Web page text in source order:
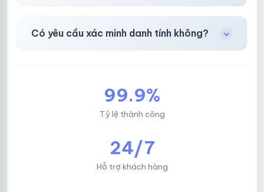
Có yêu cầu xác minh danh tính không?
99.9%
Tỷ lệ thành công
24/7
Hỗ trợ khách hàng